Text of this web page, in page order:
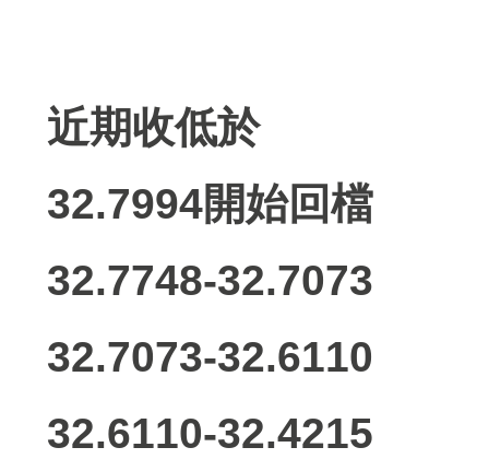
近期收低於
32.7994開始回檔
32.7748-32.7073
32.7073-32.6110
32.6110-32.4215